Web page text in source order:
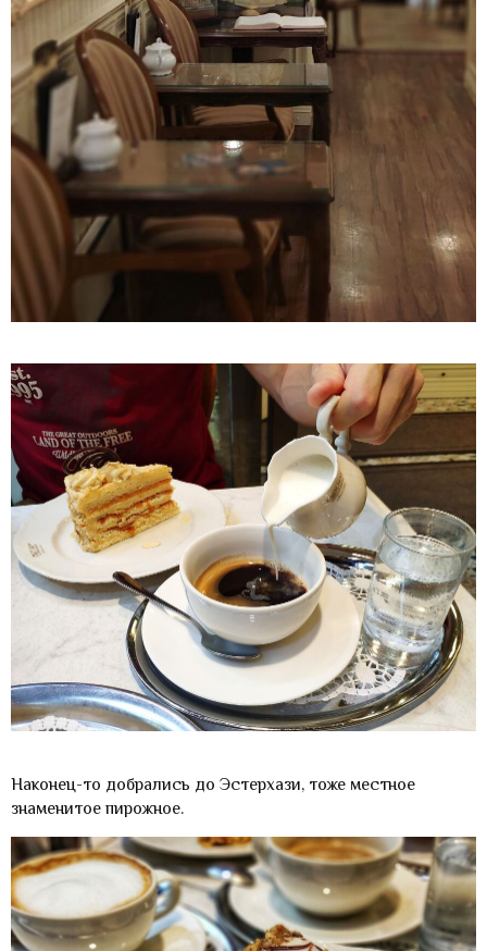
Наконец-то добрались до Эстерхази, тоже местное
знаменитое пирожное.